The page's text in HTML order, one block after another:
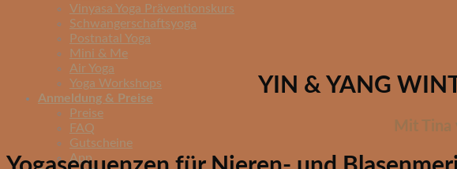
Vinyasa Yoga Präventionskurs
Schwangerschaftsyoga
Postnatal Yoga
Mini & Me
Air Yoga
Yoga Workshops
Anmeldung & Preise
Preise
FAQ
Gutscheine
App
YIN & YANG
Mit Tina